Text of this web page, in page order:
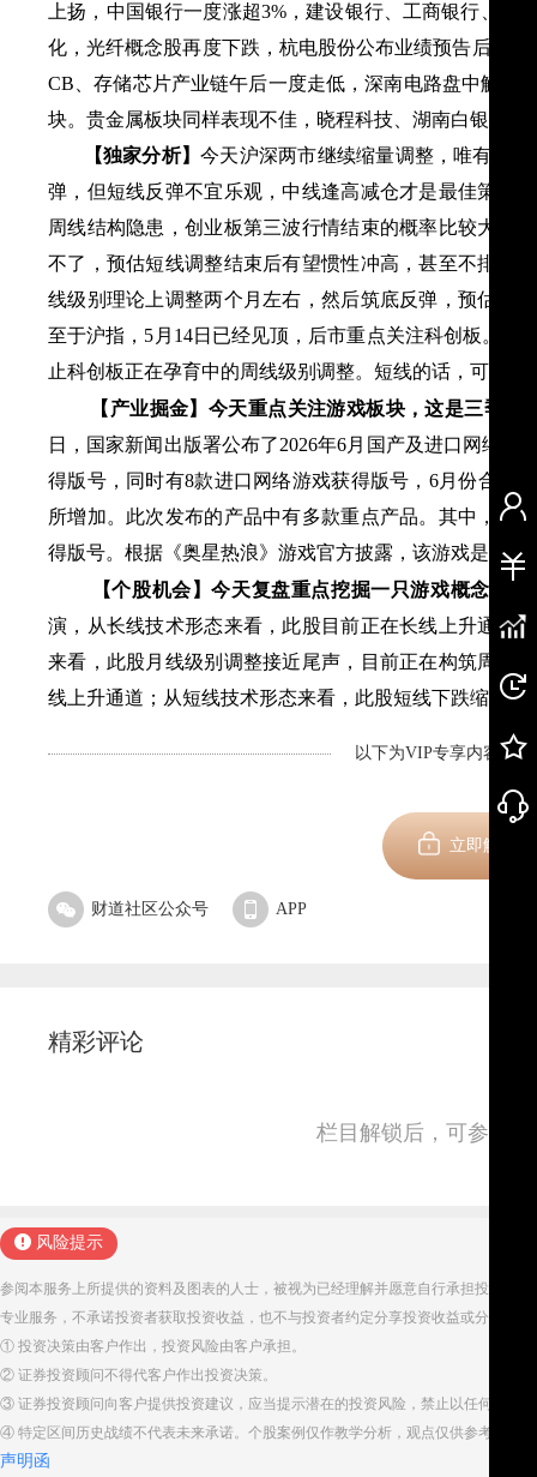
上扬，中国银行一度涨超3%，建设银行、工商银行、农
化，光纤概念股再度下跌，杭电股份公布业绩预告后连
CB、存储芯片产业链午后一度走低，深南电路盘中触及
块。贵金属板块同样表现不佳，晓程科技、湖南白银、招
【独家分析】今天沪深两市继续缩量调整，唯有科
弹，但短线反弹不宜乐观，中线逢高减仓才是最佳策略
周线结构隐患，创业板第三波行情结束的概率比较大。
不了，预估短线调整结束后有望惯性冲高，甚至不排除
线级别理论上调整两个月左右，然后筑底反弹，预估科
至于沪指，5月14日已经见顶，后市重点关注科创板。交
止科创板正在孕育中的周线级别调整。短线的话，可火中
【产业掘金】 今天重点关注游戏板块 ，这是三季度
日，国家新闻出版署公布了2026年6月国产及进口网络游
得版号，同时有8款进口网络游戏获得版号，6月份合计
所增加。此次发布的产品中有多款重点产品。其中，腾
得版号。根据《奥星热浪》游戏官方披露，该游戏是一款
【个股机会】今天复盘重点挖掘一只游戏概念股
演，从长线技术形态来看，此股目前正在长线上升通道
来看，此股月线级别调整接近尾声，目前正在构筑周线
线上升通道；从短线技术形态来看，此股短线下跌缩量，
以下为VIP专享内容，剩
立即解锁
新
财道社区公众号 APP
精彩评论
栏目解锁后，可参与
风险提示
参阅本服务上所提供的资料及图表的人士，被视为已经理解并愿意自行承担投资服
专业服务，不承诺投资者获取投资收益，也不与投资者约定分享投资收益或分担投
① 投资决策由客户作出，投资风险由客户承担。
② 证券投资顾问不得代客户作出投资决策。
③ 证券投资顾问向客户提供投资建议，应当提示潜在的投资风险，禁止以任何方式
④ 特定区间历史战绩不代表未来承诺。个股案例仅作教学分析，观点仅供参考。股
声明函